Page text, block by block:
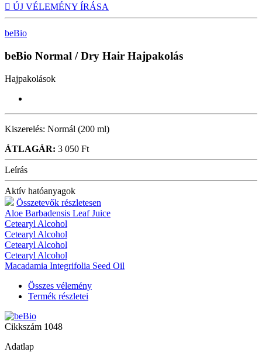
 ÚJ VÉLEMÉNY ÍRÁSA
beBio
beBio Normal / Dry Hair Hajpakolás
Hajpakolások
Kiszerelés: Normál (200 ml)
ÁTLAGÁR: 3 050 Ft
Leírás
Aktív hatóanyagok
Összetevők részletesen
Aloe Barbadensis Leaf Juice
Cetearyl Alcohol
Cetearyl Alcohol
Cetearyl Alcohol
Cetearyl Alcohol
Macadamia Integrifolia Seed Oil
Összes vélemény
Termék részletei
Cikkszám 1048
Adatlap